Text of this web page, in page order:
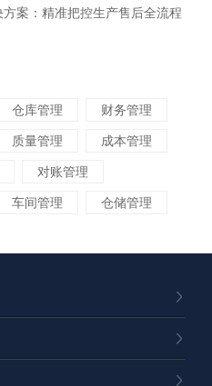
案：精准把控生产售后全流程
仓库管理 财务管理
质量管理 成本管理
对账管理
车间管理 仓储管理